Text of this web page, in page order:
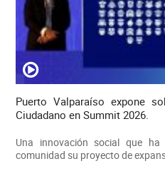
Puerto Valparaíso expone
Ciudadano en Summit 2026.
Una innovación social que
comunidad su proyecto de